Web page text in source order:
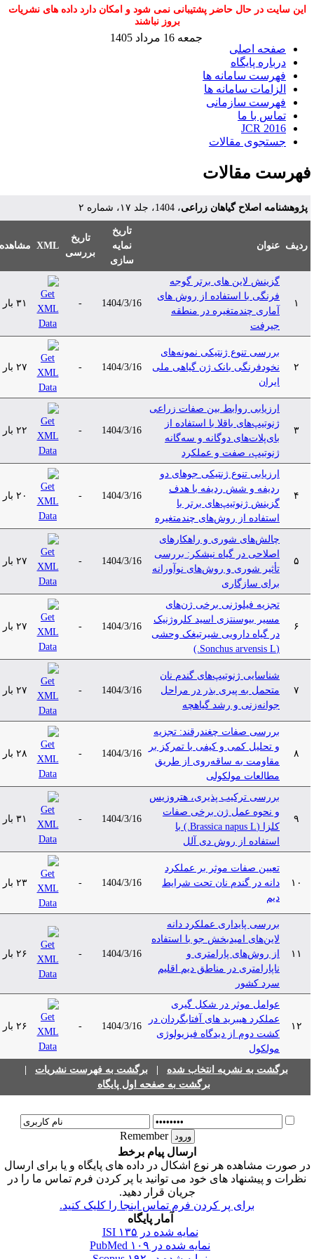
این سایت در حال حاضر پشتیبانی نمی شود و امکان دارد داده های نشریات
بروز نباشند
صفحه اصلی
درباره پایگاه
فهرست سامانه ها
الزامات سامانه ها
فهرست سازمانی
تماس با ما
JCR 2016
جستجوی مقالات
جمعه 16 مرداد 1405
مقالات
پژوهشنامه اصلاح گیاهان زراعی، 1404، جلد ۱۷، شماره ۲
ردیف عنوان
تاریخ
نمایه
سازی
تاریخ
بررسی
XML مشاهده
گزینش لاین های برتر گوجه
فرنگی با استفاده از روش های
آماری چندمتغیره در منطقه
جیرفت
1404/3/16 ۳۱ بار
بررسی تنوع ژنتیکی نمونه‌های
نخودفرنگی بانک ژن گیاهی ملی
ایران
1404/3/16 ۲۷ بار
ارزیابی روابط بین صفات زراعی
ژنوتیپ‌های باقلا با استفاده از
بای‌پلات‌های دوگانه و سه‌گانه‌
ژنوتیپ، صفت و عملکرد
1404/3/16 ۲۲ بار
ارزیابی تنوع ژنتیکی جوهای دو
ردیفه و شش ردیفه با هدف
گزینش ژنوتیپ‌های برتر با
استفاده از روش‌های چند‌متغیره
1404/3/16 ۲۰ بار
چالش‌های شوری و راهکارهای
اصلاحی در گیاه نیشکر: بررسی
تأثیر شوری و روش‌های نوآورانه
برای سازگاری
1404/3/16 ۲۷ بار
تجزیه فیلوژنی برخی ژن‌های
مسیر بیوسنتزی اسید کلروژنیک
در گیاه دارویی شیرتیغک وحشی
1404/3/16 ۲۷ بار
شناسایی ژنوتیپ‌های گندم نان
متحمل به پیری بذر در مراحل
جوانه‌زنی و رشد گیاهچه
1404/3/16 ۲۷ بار
بررسی صفات چغندرقند: تجزیه
و تحلیل کمی و کیفی با تمرکز بر
مقاومت به ساقه‌روی از طریق
مطالعات مولکولی
1404/3/16 ۲۸ بار
بررسی ترکیب پذیری، هتروزیس
و نحوه عمل ژن برخی صفات
کلزا (Brassica napus L.) با
استفاده از روش دی آلل
1404/3/16 ۳۱ بار
۱۰
تعیین صفات موثر بر عملکرد
دانه در گندم نان تحت شرایط
دیم
1404/3/16 ۲۳ بار
۱۱
بررسی پایداری عملکرد دانه
لاین‌های امیدبخش جو با استفاده
از روش‌های پارامتری و
ناپارامتری در مناطق دیم اقلیم
سرد کشور
1404/3/16 ۲۶ بار
۱۲
عوامل موثر در شکل گیری
عملکرد هیبرید های آفتابگردان در
کشت دوم از دیدگاه فیزیولوژی
مولکول
1404/3/16 ۲۶ بار
برگشت به نشریه انتخاب شده| برگشت به فهرست نشریات|
برگشت به صفحه اول پایگاه
Remember
ارسال پیام برخط
صورت مشاهده هر نوع اشکال در داده های پایگاه و یا برای ارسال
نظرات و پیشنهاد های خود می توانید با پر کردن فرم تماس ما را در
جریان قرار دهید.
برای پر کردن فرم تماس اینجا را کلیک کنید.
آمار پایگاه
نمایه شده در ISI۱۳۵
نمایه شده در PubMed۱۰۹